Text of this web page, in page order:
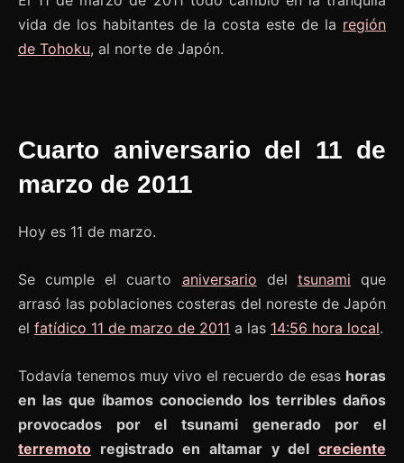
vida de los habitantes de la costa este de la región
de Tohoku, al norte de Japón.
Cuarto aniversario del 11 de
marzo de 2011
Hoy es 11 de marzo.
Se cumple el cuarto aniversario del tsunami que
arrasó las poblaciones costeras del noreste de Japón
el fatídico 11 de marzo de 2011 a las 14:56 hora local.
Todavía tenemos muy vivo el recuerdo de esas horas
en las que íbamos conociendo los terribles daños
provocados por el tsunami generado por el
terremoto registrado en altamar y del creciente